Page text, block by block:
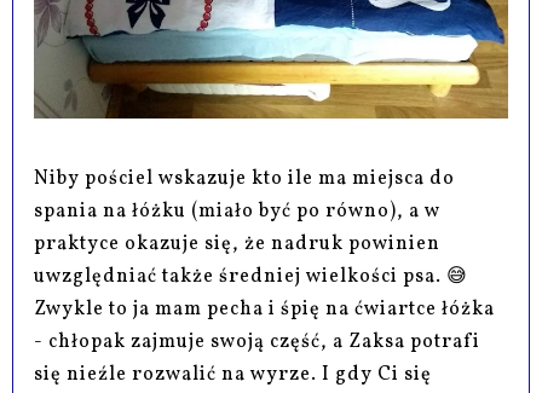
Niby pościel wskazuje kto ile ma miejsca do
spania na łóżku (miało być po równo), a w
praktyce okazuje się, że nadruk powinien
uwzględniać także średniej wielkości psa. 😅
Zwykle to ja mam pecha i śpię na ćwiartce łóżka
- chłopak zajmuje swoją część, a Zaksa potrafi
się nieźle rozwalić na wyrze. I gdy Ci się